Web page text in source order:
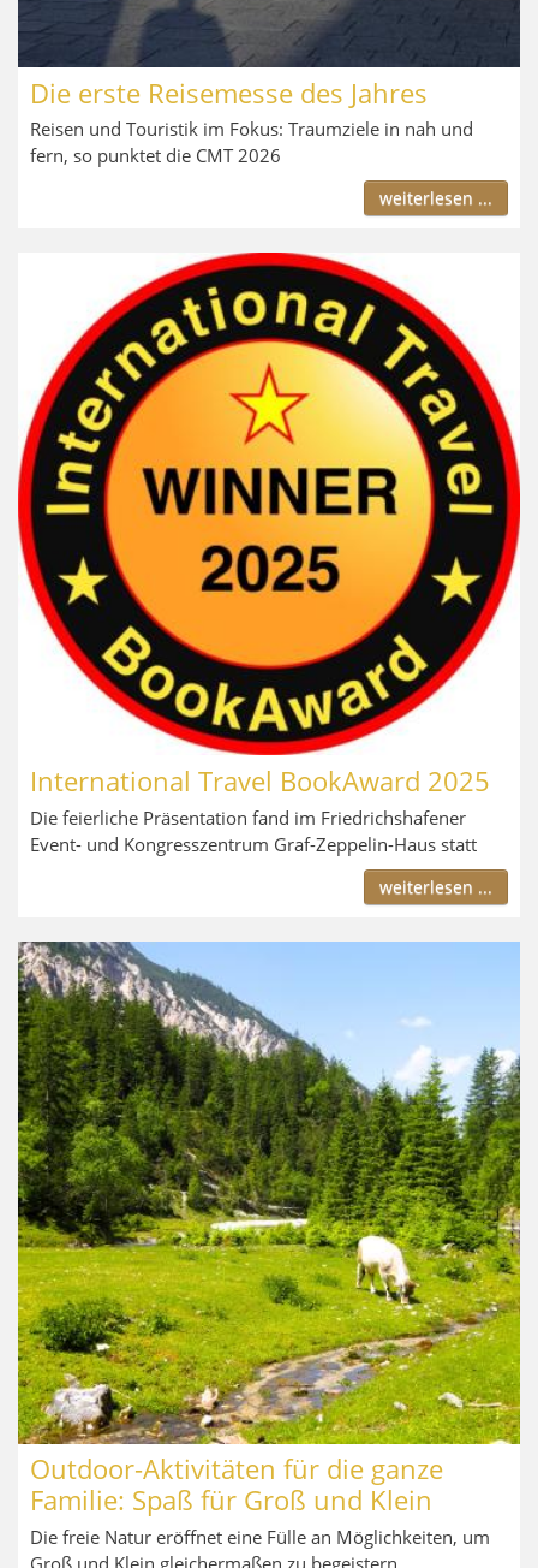
Die erste Reisemesse des Jahres
Reisen und Touristik im Fokus: Traumziele in nah und
fern, so punktet die CMT 2026
weiterlesen ...
International Travel BookAward 2025
Die feierliche Präsentation fand im Friedrichshafener
Event- und Kongresszentrum Graf-Zeppelin-Haus statt
weiterlesen ...
Outdoor-Aktivitäten für die ganze
Familie: Spaß für Groß und Klein
Die freie Natur eröffnet eine Fülle an Möglichkeiten, um